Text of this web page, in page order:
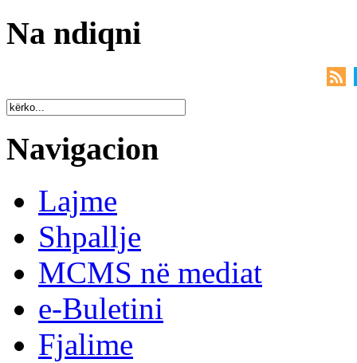
Na ndiqni
Navigacion
Lajme
Shpallje
MCMS në mediat
e-Buletini
Fjalime